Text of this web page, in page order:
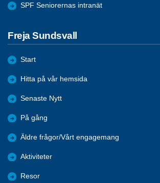
SPF Seniorernas intranät
Freja Sundsvall
Start
Hitta på vår hemsida
Senaste Nytt
På gång
Äldre frågor/Vårt engagemang
Aktiviteter
Resor